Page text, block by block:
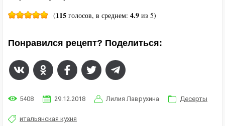
(115 голосов, в среднем: 4.9 из 5)
Понравился рецепт? Поделиться:
5408 29.12.2018 Лилия Лаврухина Десерты
итальянская кухня